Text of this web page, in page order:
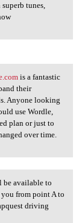
tunes,
is a fantastic
their
Anyone looking
use Wordle,
plan or just to
over time.
you
be available to
from point A to
driving